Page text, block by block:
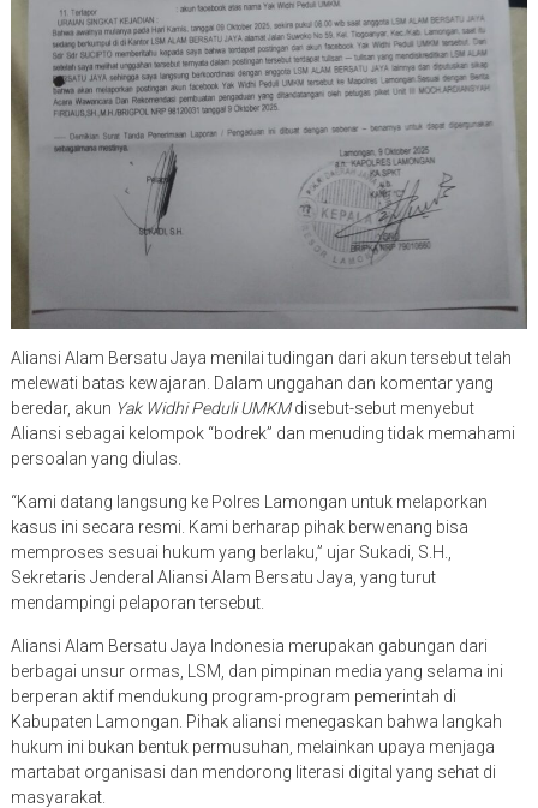
Aliansi Alam Bersatu Jaya menilai tudingan dari akun tersebut telah
melewati batas kewajaran. Dalam unggahan dan komentar yang
beredar, akun Yak Widhi Peduli UMKMdisebut-sebut menyebut
Aliansi sebagai kelompok “bodrek” dan menuding tidak memahami
persoalan yang diulas.
“Kami datang langsung ke Polres Lamongan untuk melaporkan
kasus ini secara resmi. Kami berharap pihak berwenang bisa
memproses sesuai hukum yang berlaku,” ujar Sukadi, S.H.,
Sekretaris Jenderal Aliansi Alam Bersatu Jaya, yang turut
mendampingi pelaporan tersebut.
Aliansi Alam Bersatu Jaya Indonesia merupakan gabungan dari
berbagai unsur ormas, LSM, dan pimpinan media yang selama ini
berperan aktif mendukung program-program pemerintah di
Kabupaten Lamongan. Pihak aliansi menegaskan bahwa langkah
hukum ini bukan bentuk permusuhan, melainkan upaya menjaga
martabat organisasi dan mendorong literasi digital yang sehat di
masyarakat.